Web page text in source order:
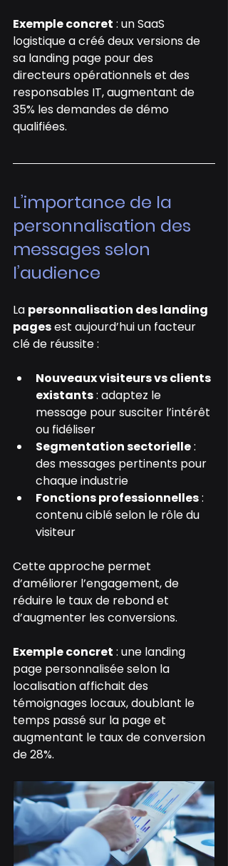
Exemple concret : un SaaS
logistique a créé deux versions de
sa landing page pour des
directeurs opérationnels et des
responsables IT, augmentant de
35% les demandes de démo
qualifiées.
L’importance de la
personnalisation des
messages selon
l’audience
La personnalisation des landing
pages est aujourd’hui un facteur
clé de réussite :
Nouveaux visiteurs vs clients
existants : adaptez le
message pour susciter l’intérêt
ou fidéliser
Segmentation sectorielle :
des messages pertinents pour
chaque industrie
Fonctions professionnelles :
contenu ciblé selon le rôle du
visiteur
Cette approche permet
d’améliorer l’engagement, de
réduire le taux de rebond et
d’augmenter les conversions.
Exemple concret : une landing
page personnalisée selon la
localisation affichait des
témoignages locaux, doublant le
temps passé sur la page et
augmentant le taux de conversion
de 28%.